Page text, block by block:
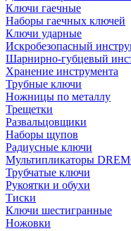
Ключи гаечные
Наборы гаечных ключей
Ключи ударные
Искробезопасный
Шарнирно-губцевый
Хранение инструмента
Трубные ключи
Ножницы по металлу
Трещетки
Развальцовщики
Наборы щупов
Радиусные ключи
Мультипликаторы
Трубчатые ключи
Рукоятки и обухи
Тиски
Ключи шестигранные
Ножовки